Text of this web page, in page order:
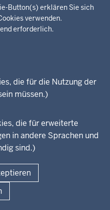
Button(s) erklären Sie sich
verwenden.
erforderlich.
die für die Nutzung der
müssen.)
die für erweiterte
in andere Sprachen und
sind.)